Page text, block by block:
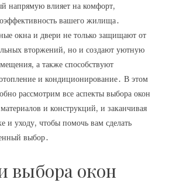
напрямую влияет на комфорт,
вашего жилища․
окна и двери не только защищают от
вторжений, но и создают уютную
а также способствуют
и кондиционирование․ В этом
рассмотрим все аспекты выбора окон
и конструкций, и заканчивая
и уходу, чтобы помочь вам сделать
выбор․
выбора окон